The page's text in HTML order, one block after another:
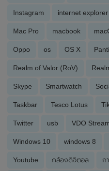
Instagram internet explorer
Mac Pro macbook
Oppo os OS X
Realm of Valor (RoV)
Skype Smartwatch
Taskbar Tesco Lotus
Twitter usb VDO
Windows 10 windows 8
Youtube กล้องดิจิตอล ก